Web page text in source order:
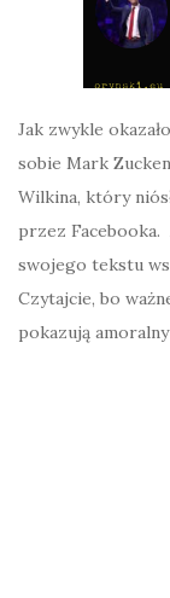
Jak zwykle
sobie Mark
Wilkina, który
przez Facebooka.
swojego tekstu
Czytajcie, bo
pokazują